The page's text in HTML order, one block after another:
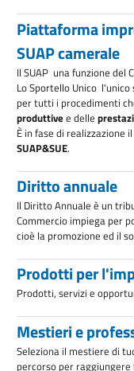
Piattaforma
SUAP camerale
Il SUAP  una funzione del
Lo Sportello Unico 
per tutti i procedimenti
produttivee delle
È in fase di realizzazione il
SUAP&SUE.
Diritto annuale
Il Diritto Annuale è un
Commercio impiega per
cioè la promozione ed il
Prodotti per
Prodotti, servizi e
Mestieri e
Seleziona il mestiere di
percorso per